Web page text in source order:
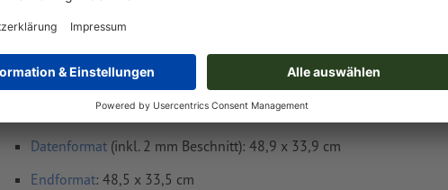
Druckdatenhinweise Schreibtischunterlagen, 48,5 x
Datenformat (inkl. 2 mm Beschnitt): 48,9 x 33,9 cm
Endformat: 48,5 x 33,5 cm